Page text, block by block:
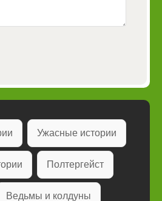
Ужасные истории
Полтергейст
Ведьмы и колдуны